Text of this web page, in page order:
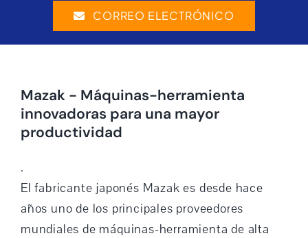
CORREO ELECTRÓNICO
Mazak - Máquinas-herramienta
innovadoras para una mayor
productividad
.
El fabricante japonés Mazak es desde hace
años uno de los principales proveedores
mundiales de máquinas-herramienta de alta